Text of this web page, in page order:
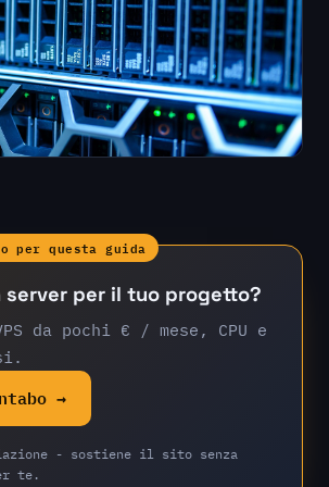
per questa guida
server per il tuo progetto?
da pochi € / mese, CPU e
→
- sostiene il sito senza
te.